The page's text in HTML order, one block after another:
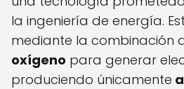
la ingeniería de energía.
mediante la combinación
oxígeno para generar
produciendo únicamente